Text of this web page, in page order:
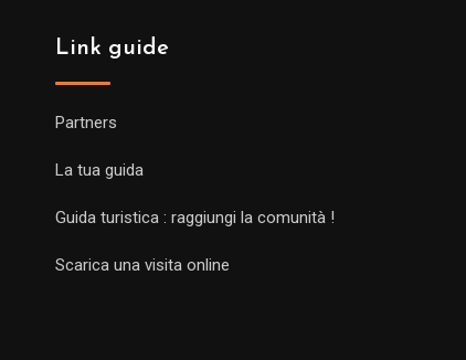
Link guide
Partners
La tua guida
Guida turistica : raggiungi la comunità !
Scarica una visita online